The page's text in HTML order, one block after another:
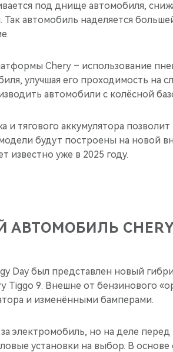
под днище автомобиля,
автомобиль наделяется
Chery – использование
улучшая его проходимость на
автомобили с колёсной
и тягового аккумулятора
будут построены на новой
известно уже в 2025 году.
CHERY
Day был представлен новый
Tiggo 9. Внешне от бензинового
и изменёнными бамперами.
электромобиль, но на деле
установки на выбор. В основе